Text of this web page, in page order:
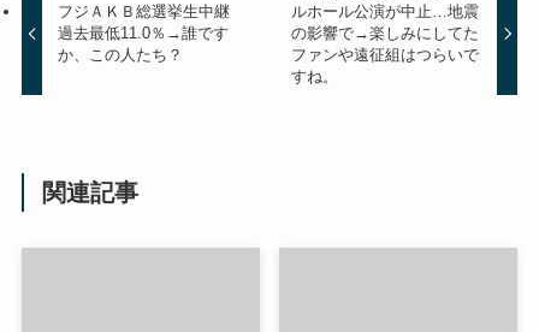
フジＡＫＢ総選挙生中継
過去最低11.0％→誰です
か、この人たち？
ルホール公演が中止…地震
の影響で→楽しみにしてた
ファンや遠征組はつらいで
すね。
関連記事